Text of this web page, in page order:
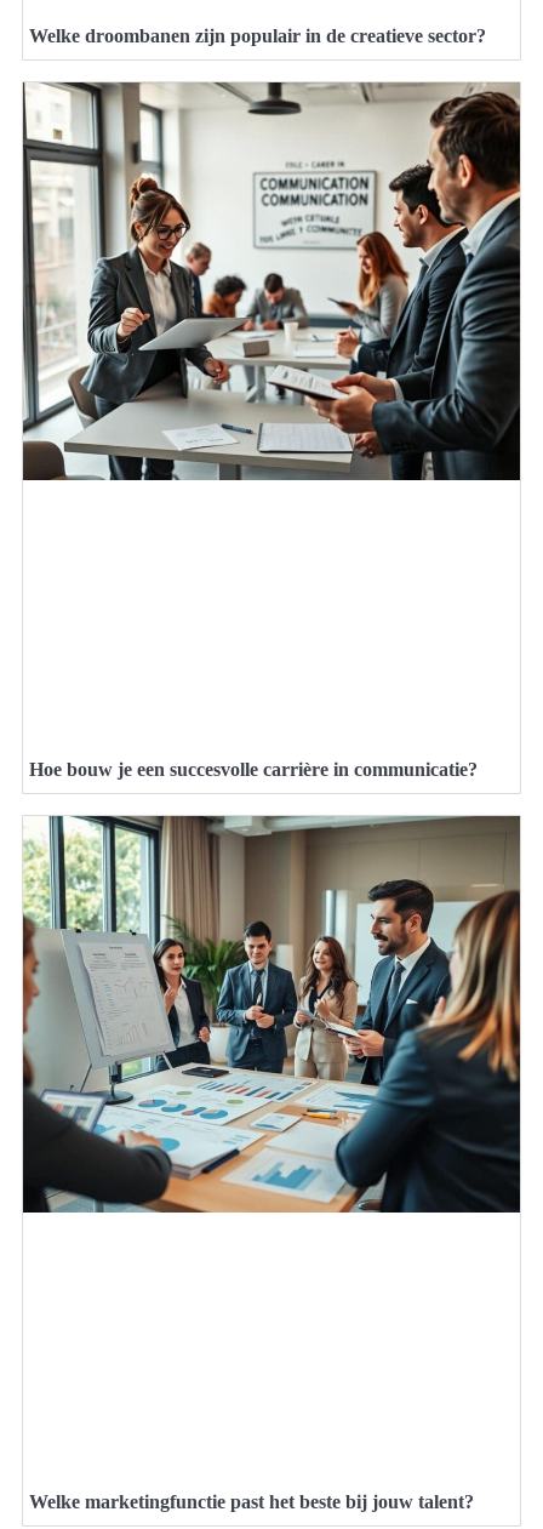
Welke droombanen zijn populair in de creatieve sector?
Hoe bouw je een succesvolle carrière in communicatie?
Welke marketingfunctie past het beste bij jouw talent?